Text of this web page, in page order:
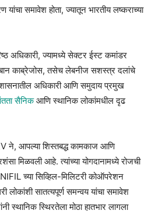
समावेश होता, ज्यातून भारतीय लष्कराच्या
अधिकारी, ज्यामध्ये सेक्टर ईस्ट कमांडर
काब्रेजोस, तसेच लेबनीज सशस्त्र दलांचे
अधिकारी आणि समुदाय प्रमुख
सैनिकआणि स्थानिक लोकांमधील दृढ
ने, आपल्या शिस्तबद्ध कामकाज आणि
मिळवली आहे. त्यांच्या योगदानामध्ये रोजची
च्या सिव्हिल-मिलिटरी कोऑपरेशन
लोकांशी सातत्यपूर्ण समन्वय यांचा समावेश
स्थानिक स्थिरतेला मोठा हातभार लागला